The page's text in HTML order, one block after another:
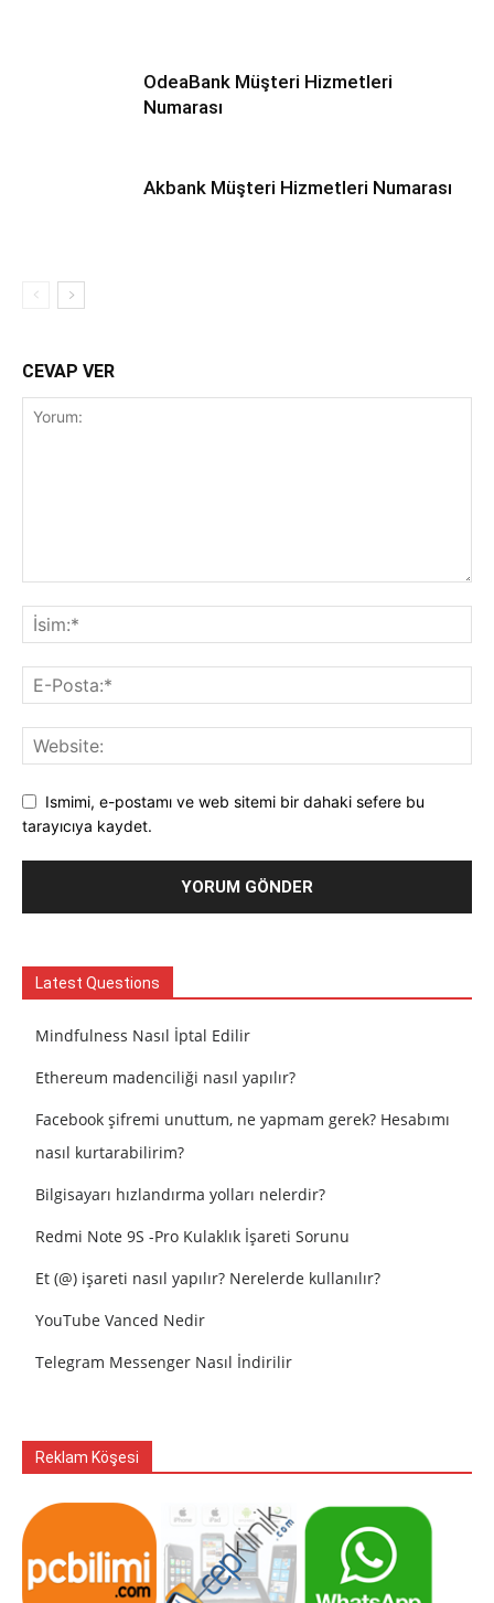
OdeaBank Müşteri Hizmetleri
Numarası
Akbank Müşteri Hizmetleri Numarası
CEVAP VER
Ismimi, e-postamı ve web sitemi bir dahaki sefere bu
tarayıcıya kaydet.
Latest Questions
Mindfulness Nasıl İptal Edilir
Ethereum madenciliği nasıl yapılır?
Facebook şifremi unuttum, ne yapmam gerek? Hesabımı
nasıl kurtarabilirim?
Bilgisayarı hızlandırma yolları nelerdir?
Redmi Note 9S -Pro Kulaklık İşareti Sorunu
Et (@) işareti nasıl yapılır? Nerelerde kullanılır?
YouTube Vanced Nedir
Telegram Messenger Nasıl İndirilir
Reklam Köşesi